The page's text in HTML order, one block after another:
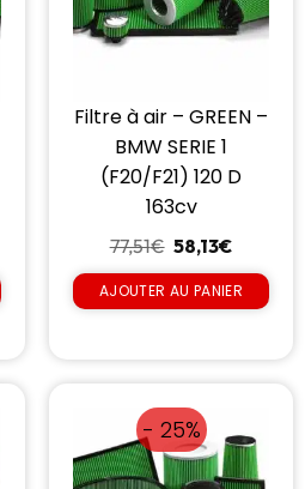
Filtre à air – GREEN –
BMW SERIE 1
(F20/F21) 120 D
163cv
77,51€ 58,13€
AJOUTER AU PANIER
- 25%